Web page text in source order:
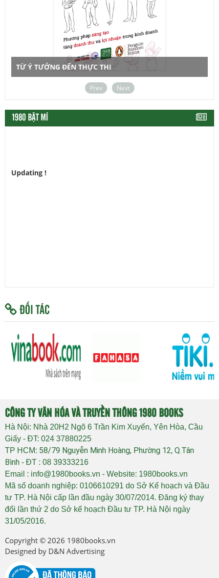
TỪ Ý TƯỞNG ĐẾN THỰC THI
Prev Next
1980 BẬT MÍ
ĐỐI TÁC
CÔNG TY VĂN HÓA VÀ TRUYỀN THÔNG 1980 BOOKS
Hà Nội: Nhà 20H2 Ngõ 6 Trần Kim Xuyến, Yên Hòa, Cầu
Giấy - ĐT: 024 37880225
TP HCM: 58/79 Nguyễn Minh Hoàng, Phường 12, Q.Tân
Bình - ĐT : 08 39333216
Email : info@1980books.vn - Website: 1980books.vn
Mã số doanh nghiệp: 0106610291 do Sở Kế hoạch và Đầu
tư TP. Hà Nội cấp lần đầu ngày 30/07/2014. Đăng ký thay
đổi lần thứ 2 do Sở kế hoạch Đầu tư TP. Hà Nội ngày
31/05/2016.
Copyright © 2026 1980books.vn
Designed by D&N Advertising